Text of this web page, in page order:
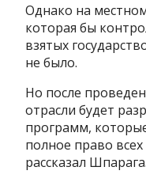
Однако на
которая бы
взятых
не было.
Но после
отрасли будет
программ,
полное право
рассказал Шпарага.